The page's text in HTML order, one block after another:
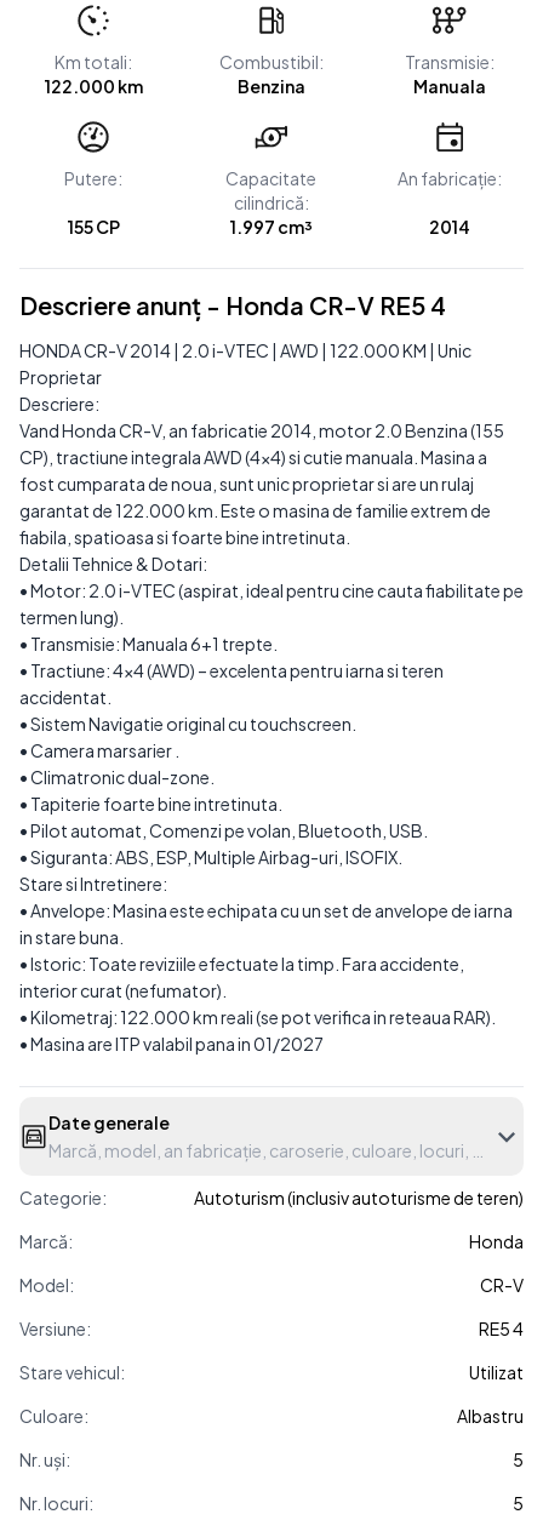
Km totali:
122.000 km
Combustibil:
Benzina
Transmisie:
Manuala
Putere:
155 CP
Capacitate
cilindrică:
1.997 cm³
An fabricație:
2014
Descriere anunț - Honda CR-V RE5 4
HONDA CR-V 2014 | 2.0 i-VTEC | AWD | 122.000 KM | Unic
Proprietar
Descriere:
Vand Honda CR-V, an fabricatie 2014, motor 2.0 Benzina (155
CP), tractiune integrala AWD (4x4) si cutie manuala. Masina a
fost cumparata de noua, sunt unic proprietar si are un rulaj
garantat de 122.000 km. Este o masina de familie extrem de
fiabila, spatioasa si foarte bine intretinuta.
Detalii Tehnice & Dotari:
• Motor: 2.0 i-VTEC (aspirat, ideal pentru cine cauta fiabilitate pe
termen lung).
• Transmisie: Manuala 6+1 trepte.
• Tractiune: 4x4 (AWD) – excelenta pentru iarna si teren
accidentat.
• Sistem Navigatie original cu touchscreen.
• Camera marsarier .
• Climatronic dual-zone.
• Tapiterie foarte bine intretinuta.
• Pilot automat, Comenzi pe volan, Bluetooth, USB.
• Siguranta: ABS, ESP, Multiple Airbag-uri, ISOFIX.
Stare si Intretinere:
• Anvelope: Masina este echipata cu un set de anvelope de iarna
in stare buna.
• Istoric: Toate reviziile efectuate la timp. Fara accidente,
interior curat (nefumator).
• Kilometraj: 122.000 km reali (se pot verifica in reteaua RAR).
• Masina are ITP valabil pana in 01/2027
Date generale
Marcă, model, an fabricație, caroserie, culoare, locuri, etc.
Categorie:
Autoturism (inclusiv autoturisme de teren)
Marcă:
Honda
Model:
CR-V
Versiune:
RE5 4
Stare vehicul:
Utilizat
Culoare:
Albastru
Nr. uși:
5
Nr. locuri:
5